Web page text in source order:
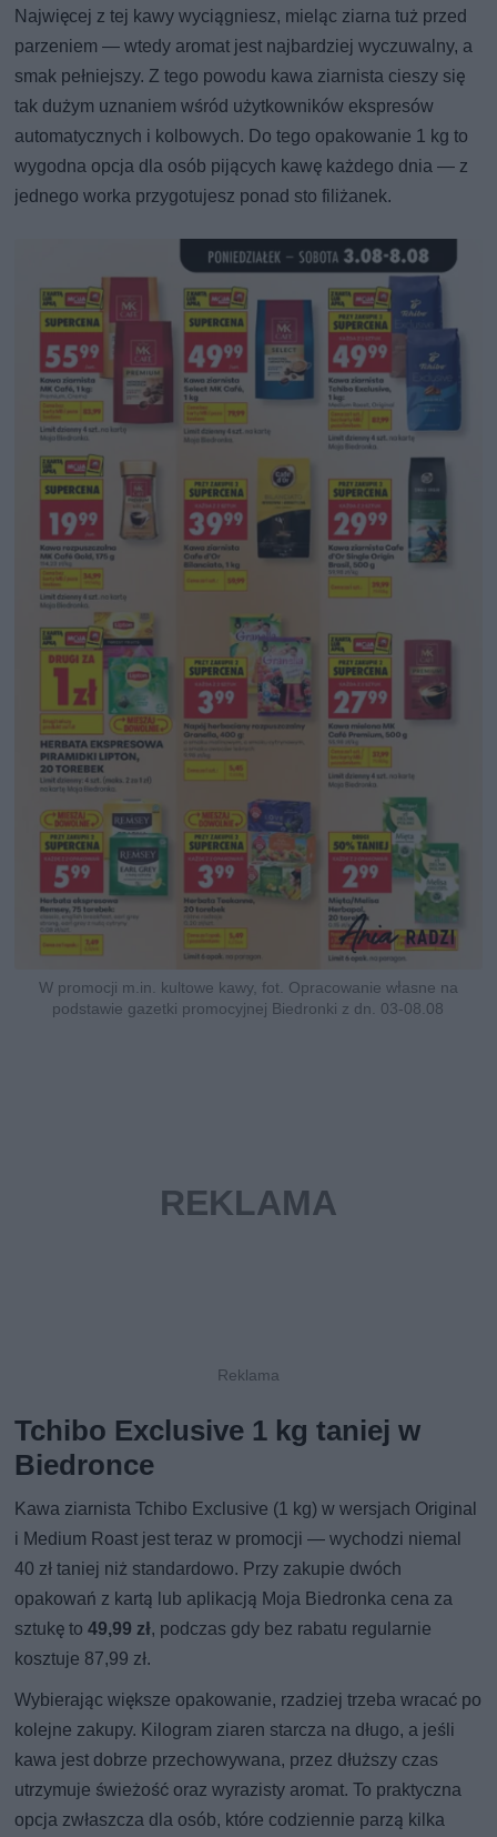
Najwięcej z tej kawy wyciągniesz, mieląc ziarna tuż przed
parzeniem — wtedy aromat jest najbardziej wyczuwalny, a
smak pełniejszy. Z tego powodu kawa ziarnista cieszy się
tak dużym uznaniem wśród użytkowników ekspresów
automatycznych i kolbowych. Do tego opakowanie 1 kg to
wygodna opcja dla osób pijących kawę każdego dnia — z
jednego worka przygotujesz ponad sto filiżanek.
W promocji m.in. kultowe kawy, fot. Opracowanie własne na
podstawie gazetki promocyjnej Biedronki z dn. 03-08.08
Tchibo Exclusive 1 kg taniej w
Biedronce
Kawa ziarnista Tchibo Exclusive (1 kg) w wersjach Original
i Medium Roast jest teraz w promocji — wychodzi niemal
40 zł taniej niż standardowo. Przy zakupie dwóch
opakowań z kartą lub aplikacją Moja Biedronka cena za
sztukę to49,99 zł, podczas gdy bez rabatu regularnie
kosztuje 87,99 zł.
Wybierając większe opakowanie, rzadziej trzeba wracać po
kolejne zakupy. Kilogram ziaren starcza na długo, a jeśli
kawa jest dobrze przechowywana, przez dłuższy czas
utrzymuje świeżość oraz wyrazisty aromat. To praktyczna
opcja zwłaszcza dla osób, które codziennie parzą kilka